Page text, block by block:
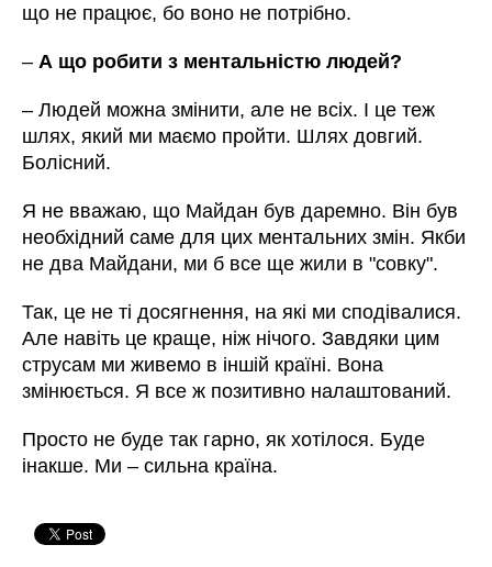
що не працює, бо воно не потрібно.
–А що робити з ментальністю людей?
– Людей можна змінити, але не всіх. І це теж
шлях, який ми маємо пройти. Шлях довгий.
Болісний.
Я не вважаю, що Майдан був даремно. Він був
необхідний саме для цих ментальних змін. Якби
не два Майдани, ми б все ще жили в "совку".
Так, це не ті досягнення, на які ми сподівалися.
Але навіть це краще, ніж нічого. Завдяки цим
струсам ми живемо в іншій країні. Вона
змінюється. Я все ж позитивно налаштований.
Просто не буде так гарно, як хотілося. Буде
інакше. Ми – сильна країна.